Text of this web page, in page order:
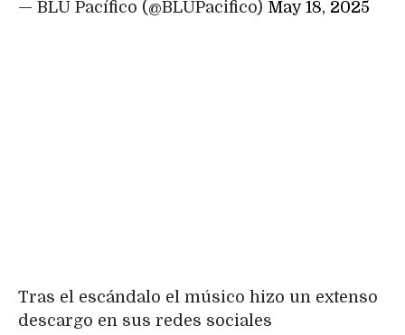
— BLU Pacífico (@BLUPacifico) May 18, 2025
Tras el escándalo el músico hizo un extenso
descargo en sus redes sociales